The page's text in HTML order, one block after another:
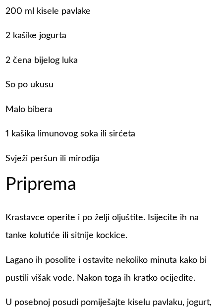
200 ml kisele pavlake
2 kašike jogurta
2 čena bijelog luka
So po ukusu
Malo bibera
1 kašika limunovog soka ili sirćeta
Svježi peršun ili mirođija
Priprema
Krastavce operite i po želji oljuštite. Isijecite ih na
tanke kolutiće ili sitnije kockice.
Lagano ih posolite i ostavite nekoliko minuta kako bi
pustili višak vode. Nakon toga ih kratko ocijedite.
U posebnoj posudi pomiješajte kiselu pavlaku, jogurt,